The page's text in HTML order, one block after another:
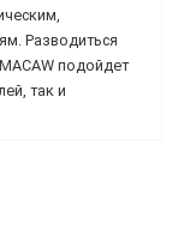
Разводиться
MACAW подойдет
так и